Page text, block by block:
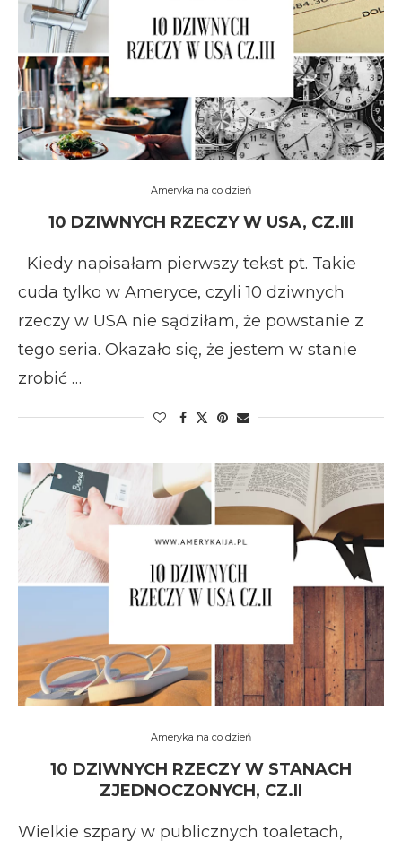
Ameryka na co dzień
10 DZIWNYCH RZECZY W USA, CZ.III
Kiedy napisałam pierwszy tekst pt. Takie
cuda tylko w Ameryce, czyli 10 dziwnych
rzeczy w USA nie sądziłam, że powstanie z
tego seria. Okazało się, że jestem w stanie
zrobić …
Ameryka na co dzień
10 DZIWNYCH RZECZY W STANACH
ZJEDNOCZONYCH, CZ.II
Wielkie szpary w publicznych toaletach,